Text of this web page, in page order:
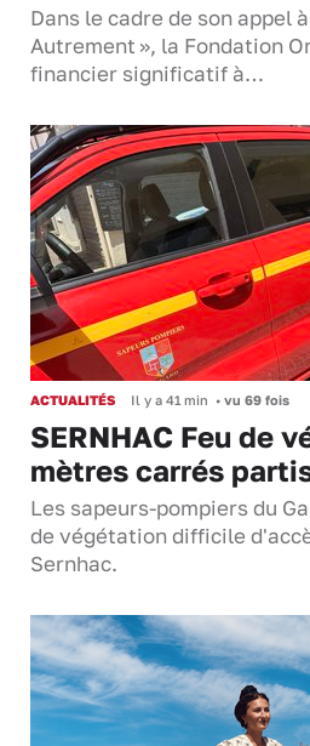
Dans le cadre de son appel
Autrement », la Fondation
financier significatif à…
ACTUALITÉS Il y a 41 min • vu 69 fois
SERNHAC Feu de
mètres carrés
Les sapeurs-pompiers du
de végétation difficile
Sernhac.